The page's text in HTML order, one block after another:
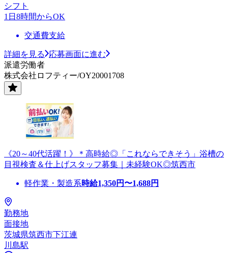
シフト
1日8時間からOK
交通費支給
詳細を見る
応募画面に進む
派遣労働者
株式会社ロフティー/OY20001708
《20～40代活躍！》＊高時給◎「これならできそう」浴槽の
目視検査＆仕上げスタッフ募集｜未経験OK◎筑西市
軽作業・製造系時給1,350円〜1,688円
勤務地
面接地
茨城県筑西市下江連
川島駅